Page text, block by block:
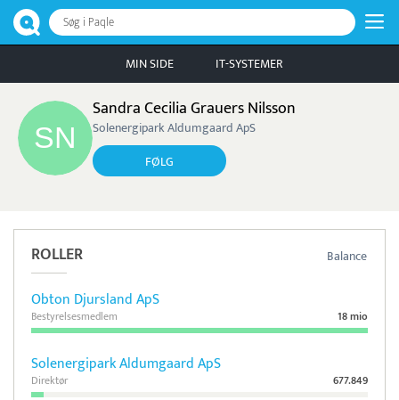
Søg i Paqle
MIN SIDE IT-SYSTEMER
Sandra Cecilia Grauers Nilsson
Solenergipark Aldumgaard ApS
FØLG
Balance
ROLLER
Obton Djursland ApS
18 mio
Bestyrelsesmedlem
Solenergipark Aldumgaard ApS
677.849
Direktør